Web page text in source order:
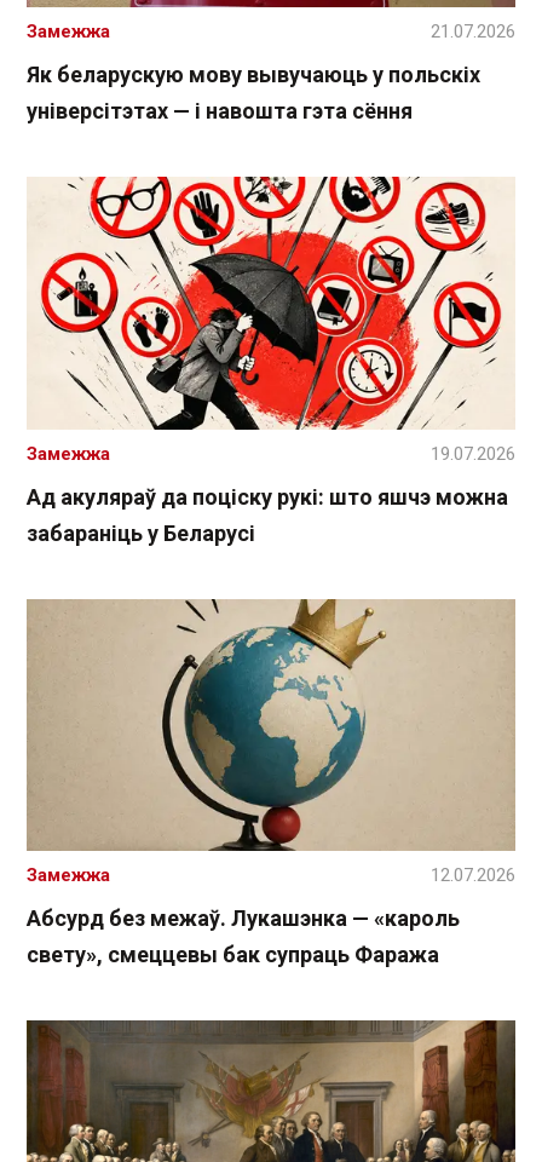
Як беларускую мову вывучаюць у польскіх
універсітэтах — і навошта гэта сёння
Замежжа 21.07.2026
Ад акуляраў да поціску рукі: што яшчэ можна
забараніць у Беларусі
Замежжа 19.07.2026
Абсурд без межаў. Лукашэнка — «кароль
свету», смеццевы бак супраць Фаража
Замежжа 12.07.2026